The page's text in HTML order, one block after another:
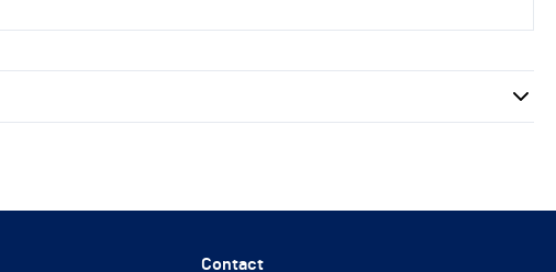
Contact